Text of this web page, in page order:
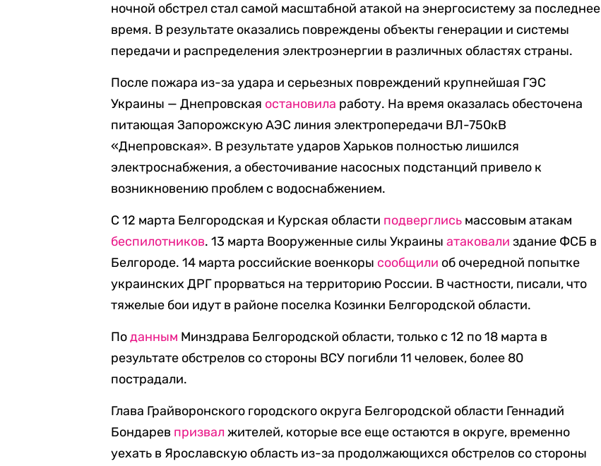
ночной обстрел стал самой масштабной атакой на энергосистему за последнее
время. В результате оказались повреждены объекты генерации и системы
передачи и распределения электроэнергии в различных областях страны.
После пожара из-за удара и серьезных повреждений крупнейшая ГЭС
Украины — Днепровская остановила работу. На время оказалась обесточена
питающая Запорожскую АЭС линия электропередачи ВЛ-750кВ
«Днепровская». В результате ударов Харьков полностью лишился
электроснабжения, а обесточивание насосных подстанций привело к
возникновению проблем с водоснабжением.
С 12 марта Белгородская и Курская области подверглись массовым атакам
беспилотников. 13 марта Вооруженные силы Украиныатаковали здание ФСБ в
Белгороде. 14 марта российские военкоры сообщили об очередной попытке
украинских ДРГ прорваться на территорию России. В частности, писали, что
тяжелые бои идут в районе поселка Козинки Белгородской области.
Поданным Минздрава Белгородской области, только с 12 по 18 марта в
результате обстрелов со стороны ВСУ погибли 11 человек, более 80
пострадали.
Глава Грайворонского городского округа Белгородской области Геннадий
Бондарев призвал жителей, которые все еще остаются в округе, временно
уехать в Ярославскую область из-за продолжающихся обстрелов со стороны